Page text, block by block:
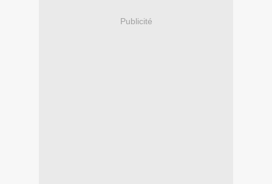
Publicité